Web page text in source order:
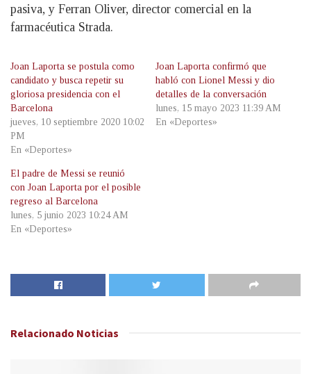
pasiva, y Ferran Oliver, director comercial en la
farmacéutica Strada.
Joan Laporta se postula como
candidato y busca repetir su
gloriosa presidencia con el
Barcelona
jueves, 10 septiembre 2020 10:02
PM
En «Deportes»
Joan Laporta confirmó que
habló con Lionel Messi y dio
detalles de la conversación
lunes, 15 mayo 2023 11:39 AM
En «Deportes»
El padre de Messi se reunió
con Joan Laporta por el posible
regreso al Barcelona
lunes, 5 junio 2023 10:24 AM
En «Deportes»
Relacionado Noticias